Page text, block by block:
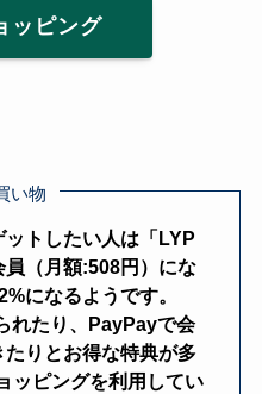
ッピング
い物
トしたい人は「LYP
（月額:508円）にな
になるようです。
れたり、PayPayで会
りとお得な特典が多
ッピングを利用してい